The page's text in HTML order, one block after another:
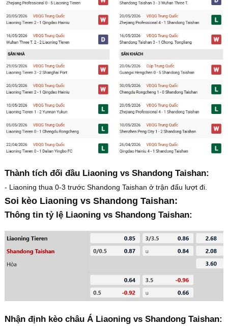
Thành tích đối đầu Liaoning vs Shandong Taishan:
- Liaoning thua 0-3 trước Shandong Taishan ở trận đấu lượt đi.
Soi kèo Liaoning vs Shandong Taishan:
Thông tin tỷ lệ Liaoning vs Shandong Taishan:
Nhận định kèo châu Á Liaoning vs Shandong Taishan: